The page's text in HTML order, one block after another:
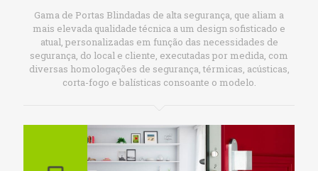
Gama de Portas Blindadas de alta segurança, que aliam a
mais elevada qualidade técnica a um design sofisticado e
atual, personalizadas em função das necessidades de
segurança, do local e cliente, executadas por medida, com
diversas homologações de segurança, térmicas, acústicas,
corta-fogo e balísticas consoante o modelo.